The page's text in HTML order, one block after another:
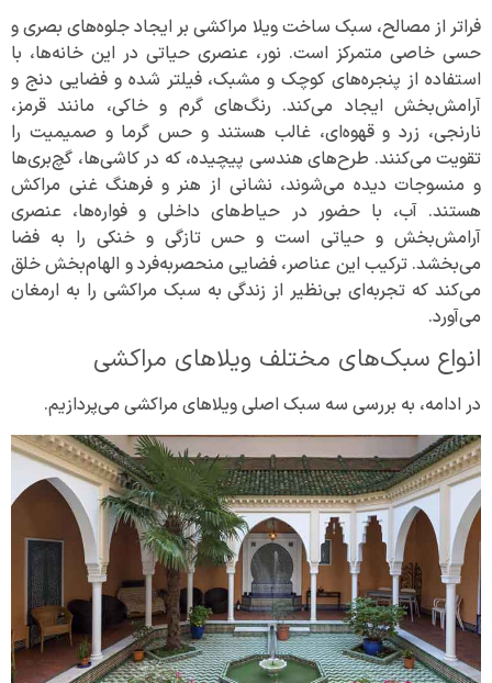
فراتر از مصالح، سبک ساخت ویلا مراکشی بر ایجاد جلوه‌های بصری و
حسی خاصی متمرکز است. نور، عنصری حیاتی در این خانه‌ها، با
استفاده از پنجره‌های کوچک و مشبک، فیلتر شده و فضایی دنج و
آرامش‌بخش ایجاد می‌کند. رنگ‌های گرم و خاکی، مانند قرمز،
نارنجی، زرد و قهوه‌ای، غالب هستند و حس گرما و صمیمیت را
تقویت می‌کنند. طرح‌های هندسی پیچیده، که در کاشی‌ها، گچ‌بری‌ها
و منسوجات دیده می‌شوند، نشانی از هنر و فرهنگ غنی مراکش
هستند. آب، با حضور در حیاط‌های داخلی و فواره‌ها، عنصری
آرامش‌بخش و حیاتی است و حس تازگی و خنکی را به فضا
می‌بخشد. ترکیب این عناصر، فضایی منحصربه‌فرد و الهام‌بخش خلق
می‌کند که تجربه‌ای بی‌نظیر از زندگی به سبک مراکشی را به ارمغان
می‌آورد.
انواع سبک‌های مختلف ویلاهای مراکشی
در ادامه، به بررسی سه سبک اصلی ویلاهای مراکشی می‌پردازیم.